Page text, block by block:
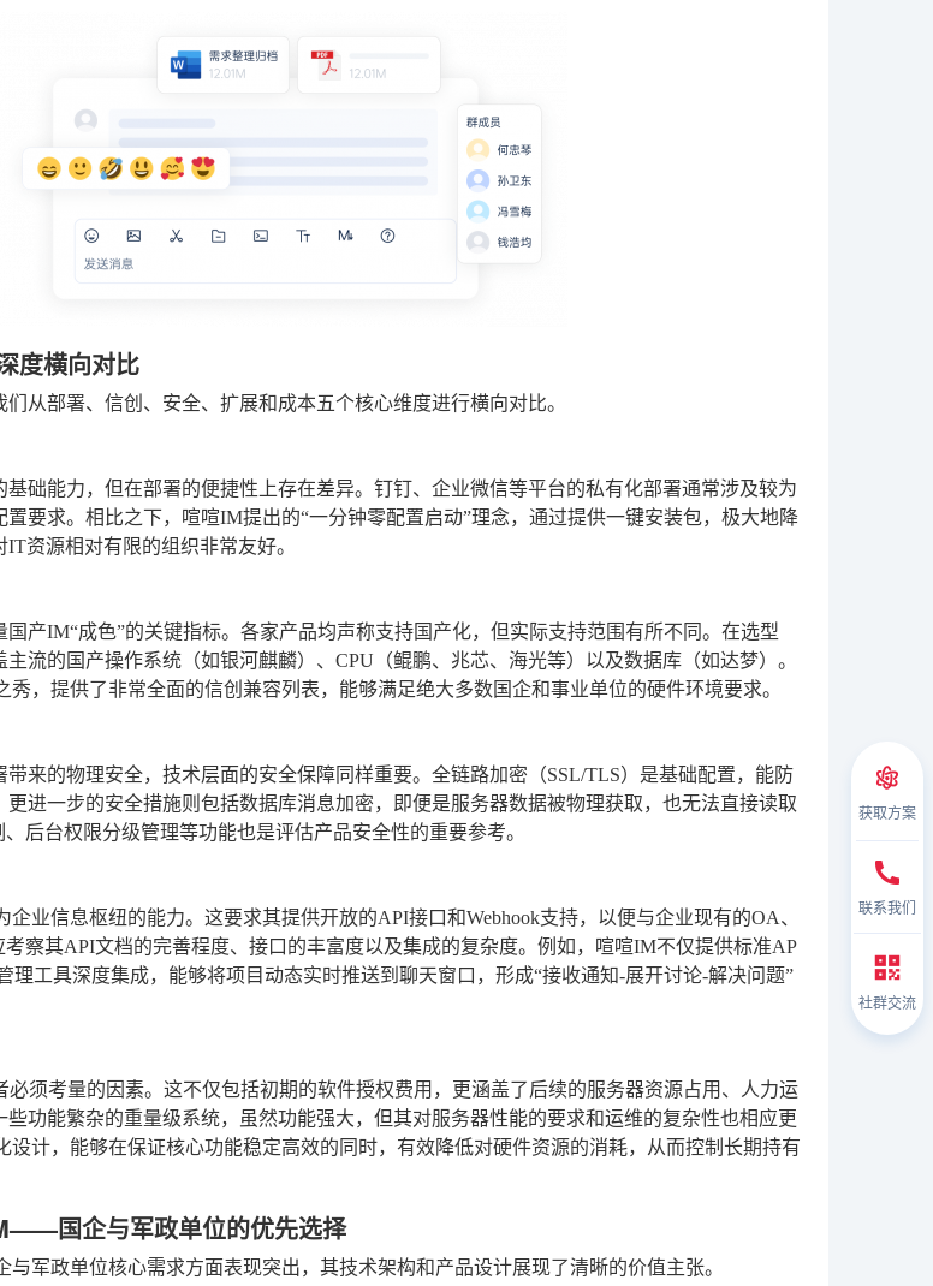
度横向对比
从部署、信创、安全、扩展和成本五个核心维度进行横向对比。
础能力，但在部署的便捷性上存在差异。钉钉、企业微信等平台的私有化部署通常涉及较为
要求。相比之下，喧喧IM提出的“一分钟零配置启动”理念，通过提供一键安装包，极大地降
资源相对有限的组织非常友好。
产IM“成色”的关键指标。各家产品均声称支持国产化，但实际支持范围有所不同。在选型
流的国产操作系统（如银河麒麟）、CPU（鲲鹏、兆芯、海光等）以及数据库（如达梦）。
，提供了非常全面的信创兼容列表，能够满足绝大多数国企和事业单位的硬件环境要求。
来的物理安全，技术层面的安全保障同样重要。全链路加密（SSL/TLS）是基础配置，能防
更进一步的安全措施则包括数据库消息加密，即便是服务器数据被物理获取，也无法直接读取
后台权限分级管理等功能也是评估产品安全性的重要参考。
业信息枢纽的能力。这要求其提供开放的API接口和Webhook支持，以便与企业现有的OA、
察其API文档的完善程度、接口的丰富度以及集成的复杂度。例如，喧喧IM不仅提供标准AP
理工具深度集成，能够将项目动态实时推送到聊天窗口，形成“接收通知-展开讨论-解决问题”
必须考量的因素。这不仅包括初期的软件授权费用，更涵盖了后续的服务器资源占用、人力运
功能繁杂的重量级系统，虽然功能强大，但其对服务器性能的要求和运维的复杂性也相应更
设计，能够在保证核心功能稳定高效的同时，有效降低对硬件资源的消耗，从而控制长期持有
国企与军政单位的优先选择
军政单位核心需求方面表现突出，其技术架构和产品设计展现了清晰的价值主张。
获取方案
联系我们
社群交流